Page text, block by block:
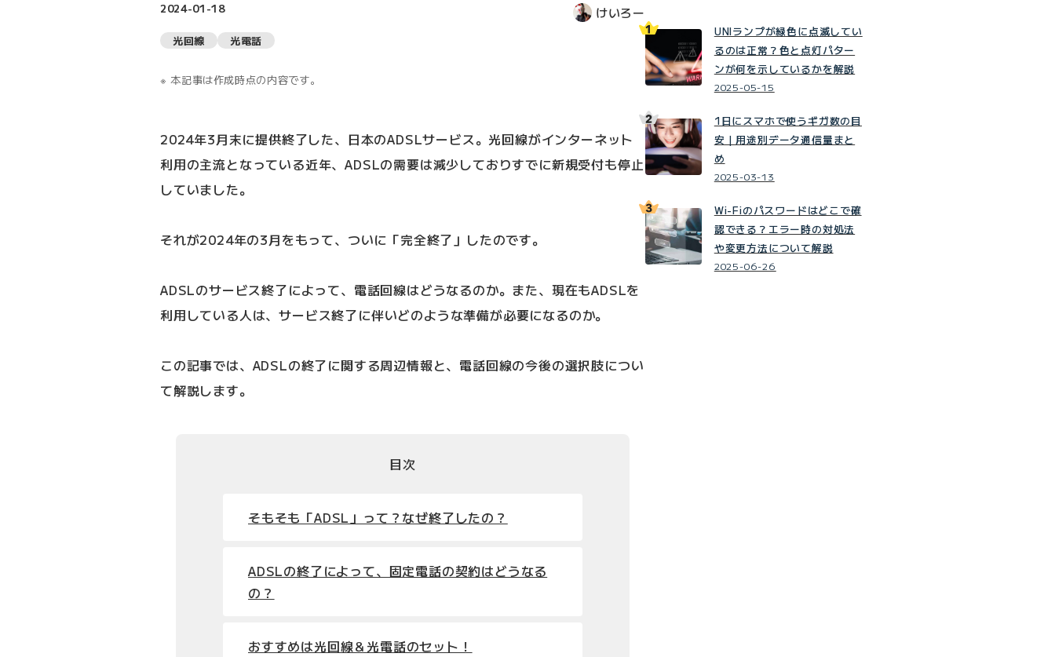
2024-01-18 けいろー
光回線 光電話
本記事は作成時点の内容です。
2024年3月末に提供終了した、日本のADSLサービス。光回線がインターネット
利用の主流となっている近年、ADSLの需要は減少しておりすでに新規受付も停止
していました。
それが2024年の3月をもって、ついに「完全終了」したのです。
ADSLのサービス終了によって、電話回線はどうなるのか。また、現在もADSLを
利用している人は、サービス終了に伴いどのような準備が必要になるのか。
この記事では、ADSLの終了に関する周辺情報と、電話回線の今後の選択肢につい
て解説します。
目次
そもそも「ADSL」って？なぜ終了したの？
ADSLの終了によって、固定電話の契約はどうなる
の？
おすすめは光回線＆光電話のセット！
UNIランプが緑色に点滅してい
るのは正常？色と点灯パター
ンが何を示しているかを解説
2025-05-15
1日にスマホで使うギガ数の目
安｜用途別データ通信量まと
め
2025-03-13
Wi-Fiのパスワードはどこで確
認できる？エラー時の対処法
や変更方法について解説
2025-06-26